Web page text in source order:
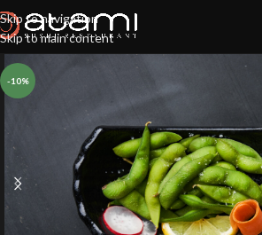
Skip to navigation
Skip to main content
-10%